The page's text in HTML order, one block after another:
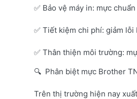
✅ Bảo vệ máy in: mực
✅ Tiết kiệm chi phí: giảm
✅ Thân thiện môi trường:
🔍 Phân biệt mực Brother
Trên thị trường hiện nay